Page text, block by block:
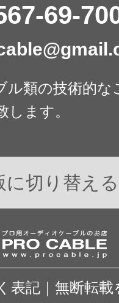
69-
類の技術的な
ます。
に切り替える
表記 無断転載